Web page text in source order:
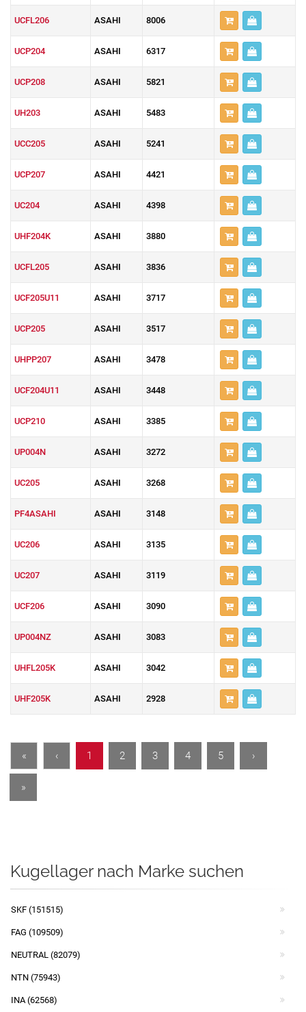
UCFL206 ASAHI 8006
UCP204 ASAHI 6317
UCP208 ASAHI 5821
UH203 ASAHI 5483
UCC205 ASAHI 5241
UCP207 ASAHI 4421
UC204 ASAHI 4398
UHF204K ASAHI 3880
UCFL205 ASAHI 3836
UCF205U11 ASAHI 3717
UCP205 ASAHI 3517
UHPP207 ASAHI 3478
UCF204U11 ASAHI 3448
UCP210 ASAHI 3385
UP004N ASAHI 3272
UC205 ASAHI 3268
PF4ASAHI ASAHI 3148
UC206 ASAHI 3135
UC207 ASAHI 3119
UCF206 ASAHI 3090
UP004NZ ASAHI 3083
UHFL205K ASAHI 3042
UHF205K ASAHI 2928
« ‹ 1 2 3 4 5 ›
»
Kugellager nach Marke suchen
SKF (151515)
FAG (109509)
NEUTRAL (82079)
NTN (75943)
INA (62568)